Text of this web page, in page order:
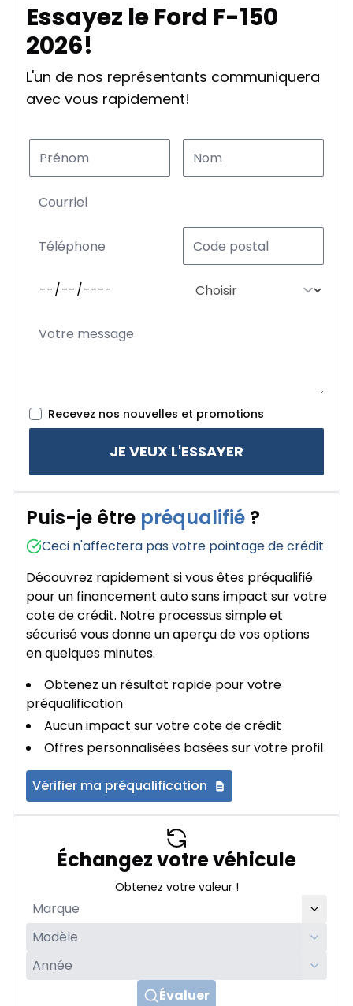
Essayez le Ford F-150
2026!
L'un de nos représentants communiquera
avec vous rapidement!
Recevez nos nouvelles et promotions
JE VEUX L'ESSAYER
Puis-je être préqualifié ?
Ceci n'affectera pas votre pointage de crédit
Découvrez rapidement si vous êtes préqualifié
pour un financement auto sans impact sur votre
cote de crédit. Notre processus simple et
sécurisé vous donne un aperçu de vos options
en quelques minutes.
Obtenez un résultat rapide pour votre
préqualification
Aucun impact sur votre cote de crédit
Offres personnalisées basées sur votre profil
Vérifier ma préqualification
Échangez votre véhicule
Obtenez votre valeur !
Évaluer